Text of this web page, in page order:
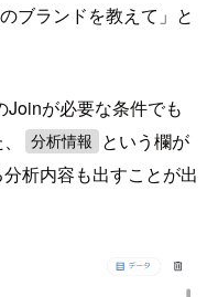
ブランドを教えて」と
が必要な条件でも
分析情報
という欄が
析内容も出すことが出